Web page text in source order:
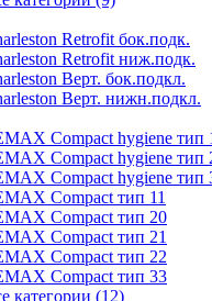
Retrofit бок.подк.
Retrofit ниж.подк.
Верт. бок.подкл.
Верт. нижн.подкл.
Compact hygiene тип
Compact hygiene тип
Compact hygiene тип
Compact тип 11
Compact тип 20
Compact тип 21
Compact тип 22
Compact тип 33
категории (12)